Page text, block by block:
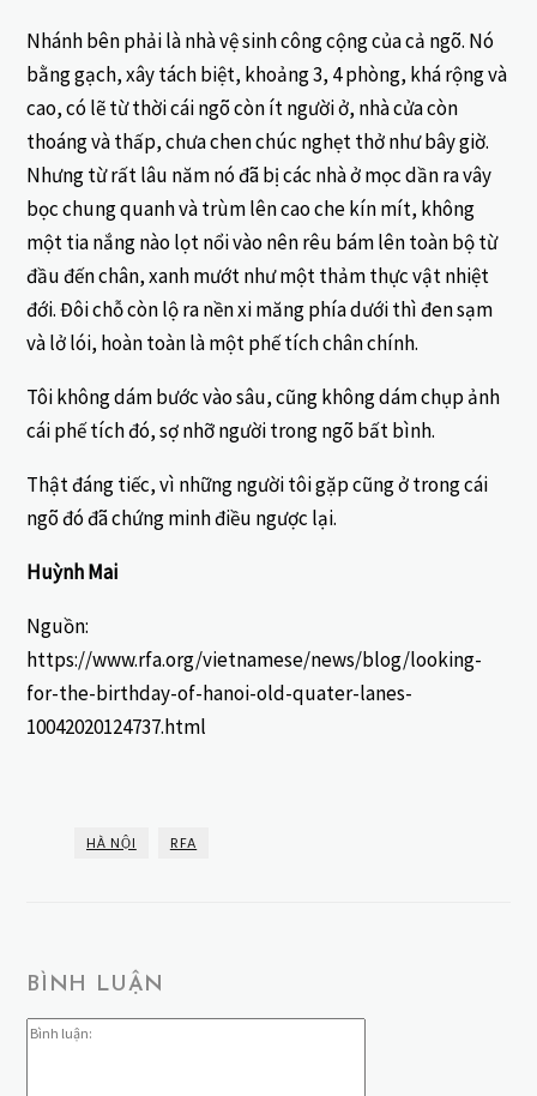
Nhánh bên phải là nhà vệ sinh công cộng của cả ngõ. Nó
bằng gạch, xây tách biệt, khoảng 3, 4 phòng, khá rộng và
cao, có lẽ từ thời cái ngõ còn ít người ở, nhà cửa còn
thoáng và thấp, chưa chen chúc nghẹt thở như bây giờ.
Nhưng từ rất lâu năm nó đã bị các nhà ở mọc dần ra vây
bọc chung quanh và trùm lên cao che kín mít, không
một tia nắng nào lọt nổi vào nên rêu bám lên toàn bộ từ
đầu đến chân, xanh mướt như một thảm thực vật nhiệt
đới. Đôi chỗ còn lộ ra nền xi măng phía dưới thì đen sạm
và lở lói, hoàn toàn là một phế tích chân chính.
Tôi không dám bước vào sâu, cũng không dám chụp ảnh
cái phế tích đó, sợ nhỡ người trong ngõ bất bình.
Thật đáng tiếc, vì những người tôi gặp cũng ở trong cái
ngõ đó đã chứng minh điều ngược lại.
Huỳnh Mai
Nguồn:
https://www.rfa.org/vietnamese/news/blog/looking-
for-the-birthday-of-hanoi-old-quater-lanes-
10042020124737.html
HÀ NỘI RFA
BÌNH LUẬN